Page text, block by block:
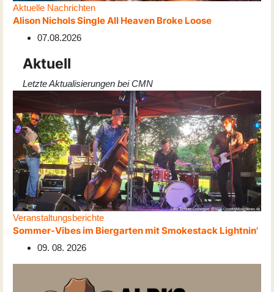
Aktuelle Nachrichten
Alison Nichols Single All Heaven Broke Loose
07.08.2026
Aktuell
Letzte Aktualisierungen bei CMN
Veranstaltungsberichte
Sommer-Vibes im Biergarten mit Smokestack Lightnin'
09. 08. 2026